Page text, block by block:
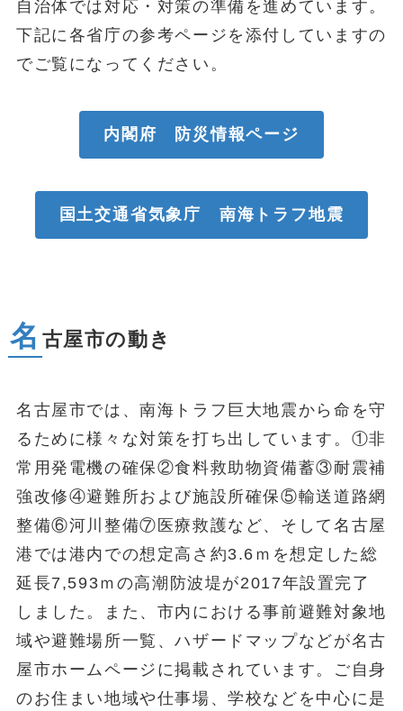
自治体では対応・対策の準備を進めています。
下記に各省庁の参考ページを添付していますの
でご覧になってください。
内閣府 防災情報ページ
国土交通省気象庁 南海トラフ地震
名 古屋市の動き
名古屋市では、南海トラフ巨大地震から命を守
るために様々な対策を打ち出しています。①非
常用発電機の確保②食料救助物資備蓄③耐震補
強改修④避難所および施設所確保⑤輸送道路網
整備⑥河川整備⑦医療救護など、そして名古屋
港では港内での想定高さ約3.6ｍを想定した総
延長7,593ｍの高潮防波堤が2017年設置完了
しました。また、市内における事前避難対象地
域や避難場所一覧、ハザードマップなどが名古
屋市ホームページに掲載されています。ご自身
のお住まい地域や仕事場、学校などを中心に是